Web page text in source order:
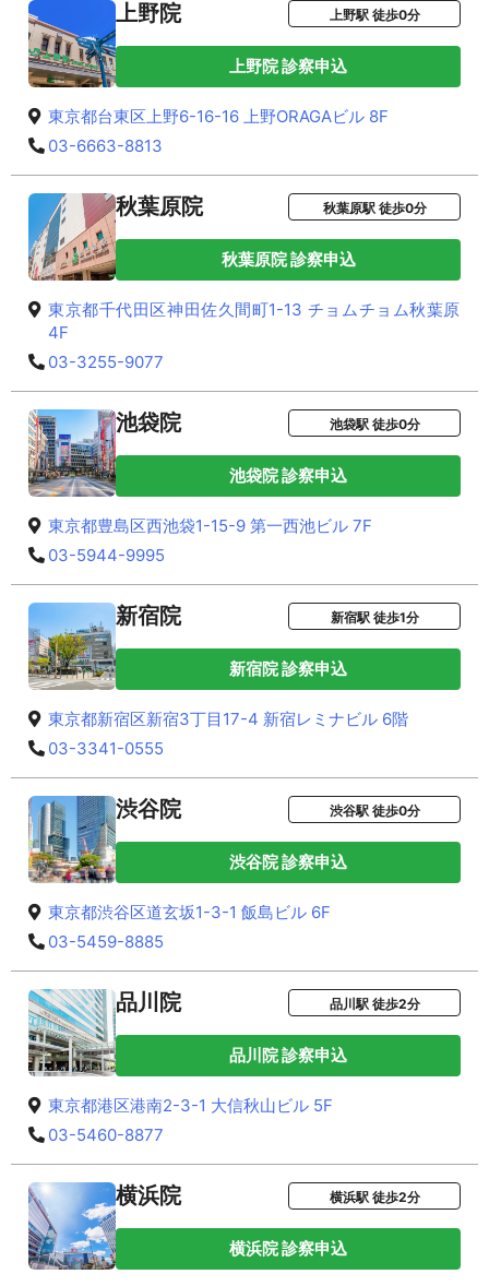
上野院 上野駅 徒歩0分
上野院 診察申込
東京都台東区上野6-16-16 上野ORAGAビル 8F
03-6663-8813
秋葉原院 秋葉原駅 徒歩0分
秋葉原院 診察申込
東京都千代田区神田佐久間町1-13 チョムチョム秋葉原
4F
03-3255-9077
池袋院 池袋駅 徒歩0分
池袋院 診察申込
東京都豊島区西池袋1-15-9 第一西池ビル 7F
03-5944-9995
新宿院 新宿駅 徒歩1分
新宿院 診察申込
東京都新宿区新宿3丁目17-4 新宿レミナビル 6階
03-3341-0555
渋谷院 渋谷駅 徒歩0分
渋谷院 診察申込
東京都渋谷区道玄坂1-3-1 飯島ビル 6F
03-5459-8885
品川院 品川駅 徒歩2分
品川院 診察申込
東京都港区港南2-3-1 大信秋山ビル 5F
03-5460-8877
横浜院 横浜駅 徒歩2分
横浜院 診察申込